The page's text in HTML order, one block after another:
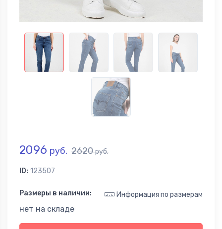
2096 руб. 2620руб.
ID: 123507
Размеры в наличии: Информация по размерам
нет на складе